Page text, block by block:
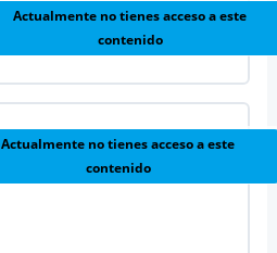
Actualmente no tienes acceso a este
contenido
Actualmente no tienes acceso a este
contenido